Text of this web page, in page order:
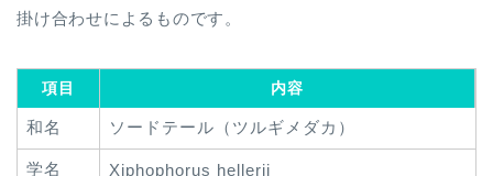
掛け合わせによるものです。
項目 内容
和名 ソードテール（ツルギメダカ）
学名 Xiphophorus hellerii